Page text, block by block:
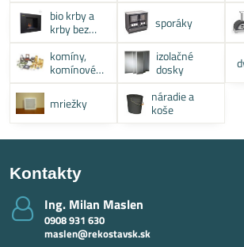
bio krby a
krby bez
komína
sporáky
komíny,
komínové
systémy
izolačné
dosky
mriežky
náradie a
koše
Kontakty
Ing​. Milan Maslen
0908 931 630
maslen@rekostavsk.sk